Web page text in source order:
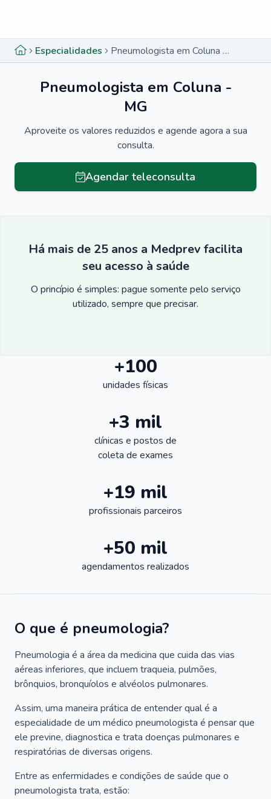
Especialidades Pneumologista em Coluna - MG
Pneumologista em Coluna -
MG
Aproveite os valores reduzidos e agende agora a sua
consulta.
Agendar teleconsulta
Há mais de 25 anos a Medprev facilita
seu acesso à saúde
O princípio é simples: pague somente pelo serviço
utilizado, sempre que precisar.
+100
unidades físicas
+3 mil
clínicas e postos de
coleta de exames
+19 mil
profissionais parceiros
+50 mil
agendamentos realizados
O que é pneumologia?
Pneumologia é a área da medicina que cuida das vias
aéreas inferiores, que incluem traqueia, pulmões,
brônquios, bronquíolos e alvéolos pulmonares.
Assim, uma maneira prática de entender qual é a
especialidade de um médico pneumologista é pensar que
ele previne, diagnostica e trata doenças pulmonares e
respiratórias de diversas origens.
Entre as enfermidades e condições de saúde que o
pneumologista trata, estão: